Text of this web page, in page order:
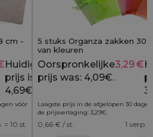
cm -
5,49 €
Huidige
prijs is:
4,69€.
vóór
= 10 st.
5 stuks Organza zakken 30
van kleuren
Oorspronkelijke
prijs was: 4,09€.
3,29€
Laagste prijs in de afgelopen 30
de prijsverlaging: 3,29€.
0,66 € / st. 1 verp.